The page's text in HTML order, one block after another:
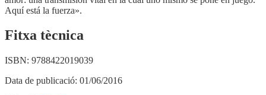
Aquí está la fuerza».
Fitxa tècnica
ISBN: 9788422019039
Data de publicació: 01/06/2016